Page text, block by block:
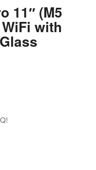
11″ (M5
with